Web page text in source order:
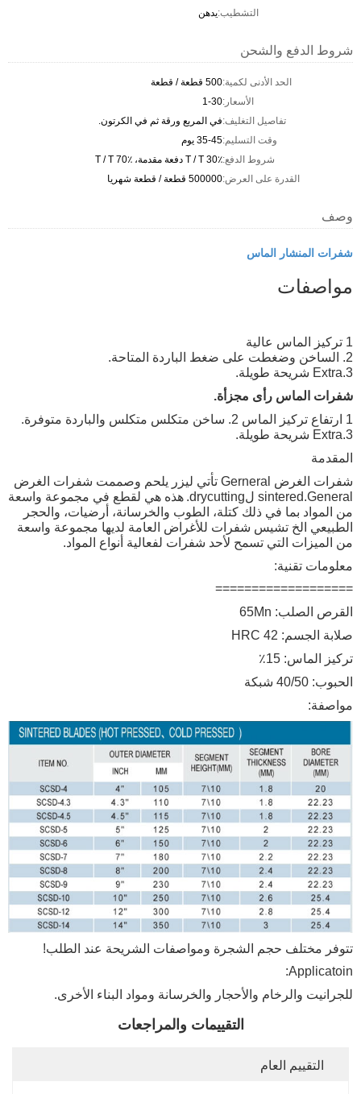
التشطيب:يدهن
شروط الدفع والشحن
الحد الأدنى لكمية:500 قطعة / قطعة
الأسعار:1-30
تفاصيل التغليف:في المربع ورقة ثم في الكرتون.
وقت التسليم:35-45 يوم
شروط الدفع:T / T 30٪ دفعة مقدمة، T / T 70٪
القدرة على العرض:500000 قطعة / قطعة شهريا
وصف
شفرات المنشار الماس
مواصفات
1 تركيز الماس عالية
2. الساخن وضغطت على ضغط الباردة المتاحة.
3.Extra شريحة طويلة.
شفرات الماس رأى مجزأة.
1 ارتفاع تركيز الماس 2. ساخن متكلس متكلس والباردة متوفرة.
3.Extra شريحة طويلة.
المقدمة
شفرات الغرض Gerneral تأتي ليزر يلحم وصممت شفرات الغرض
sintered.General لdrycutting.
هذه هي لقطع في مجموعة واسعة
من المواد بما في ذلك كتلة، الطوب والخرسانة، أرضيات، والحجر
الطبيعي الخ تشيس شفرات للأغراض العامة لديها مجموعة واسعة
من الميزات التي تسمح لأحد شفرات لفعالية أنواع المواد.
معلومات تقنية:
===================
القرص الصلب: 65Mn
صلابة الجسم: HRC 42
تركيز الماس: 15٪
الحبوب: 40/50 شبكة
مواصفة:
تتوفر مختلف حجم الشجرة ومواصفات الشريحة عند الطلب!
Applicatoin:
للجرانيت والرخام والأحجار والخرسانة ومواد البناء الأخرى.
التقييمات والمراجعات
التقييم العام